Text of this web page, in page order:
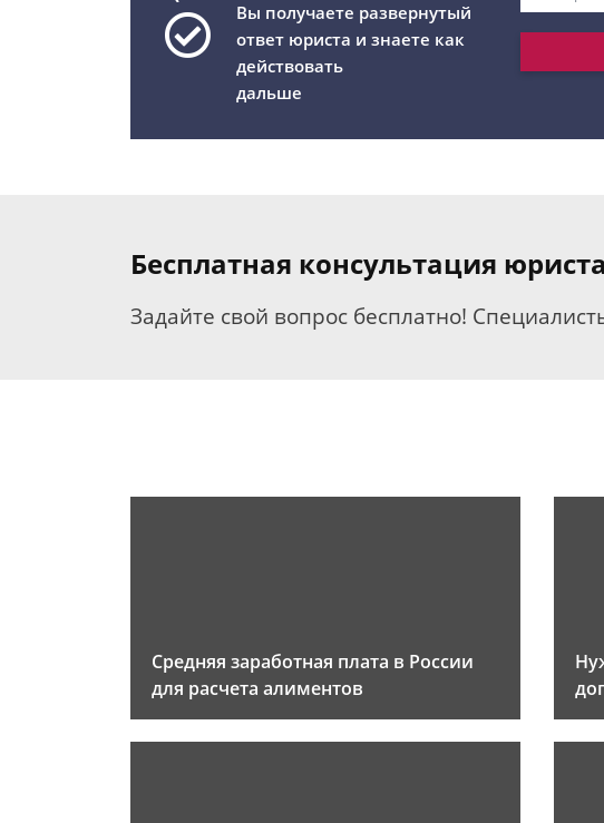
Вы получаете развернутый
ответ юриста и знаете как
действовать
дальше
Бесплатная консультация юриста
Задайте свой вопрос бесплатно!
Средняя заработная плата в России
для расчета алиментов